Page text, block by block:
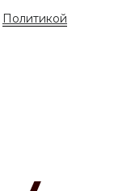
Политикой